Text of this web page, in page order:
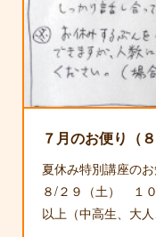
７月のお便り（
夏休み特別講座の
８/２９（土） １
以上（中高生、大